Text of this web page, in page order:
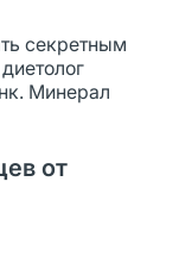
секретным
Минерал
от